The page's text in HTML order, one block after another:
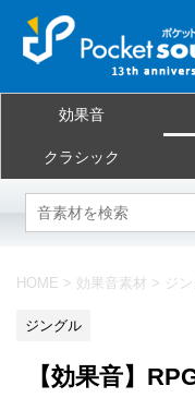
当
効果音
クラシック
HOME > 効果音素材 > ジ
ジングル
【効果音】